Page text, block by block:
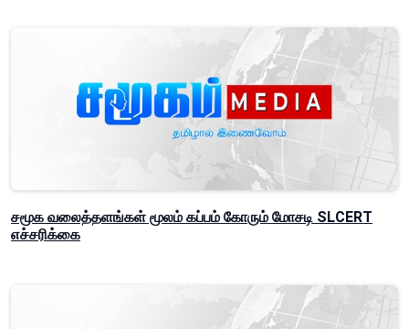
சமூக வலைத்தளங்கள் மூலம் கப்பம் கோரும் மோசடி SLCERT
எச்சரிக்கை